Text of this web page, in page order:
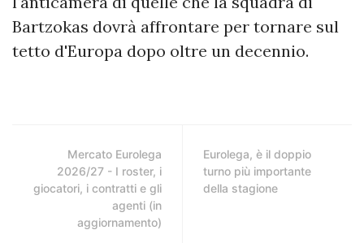
Bartzokas dovrà affrontare per tornare sul
tetto d'Europa dopo oltre un decennio.
Mercato Eurolega
2026/27 - I roster, i
giocatori, i contratti e gli
agenti (in
aggiornamento)
Eurolega, è il doppio
turno più importante
della stagione